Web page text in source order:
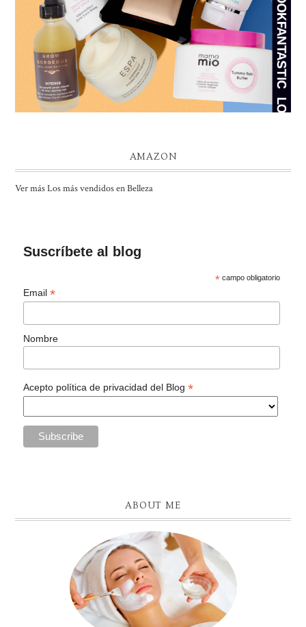
AMAZON
Ver más Los más vendidos en Belleza
Suscríbete al blog
* campo obligatorio
Email*
Nombre
Acepto política de privacidad del Blog*
ABOUT ME